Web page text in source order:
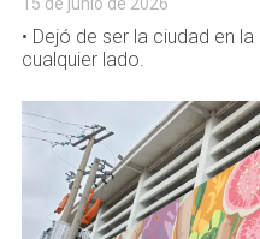
15 de junio de 2026
• Dejó de ser la ciudad en
cualquier lado.